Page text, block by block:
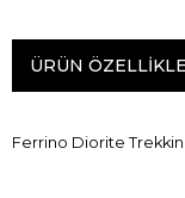
ÜRÜN
Ferrino Diorite